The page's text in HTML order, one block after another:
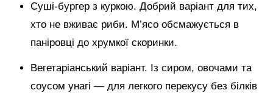
Суші-бургер з куркою. Добрий варіант для тих,
хто не вживає риби. М’ясо обсмажується в
паніровці до хрумкої скоринки.
Вегетаріанський варіант. Із сиром, овочами та
соусом унагі — для легкого перекусу без білків